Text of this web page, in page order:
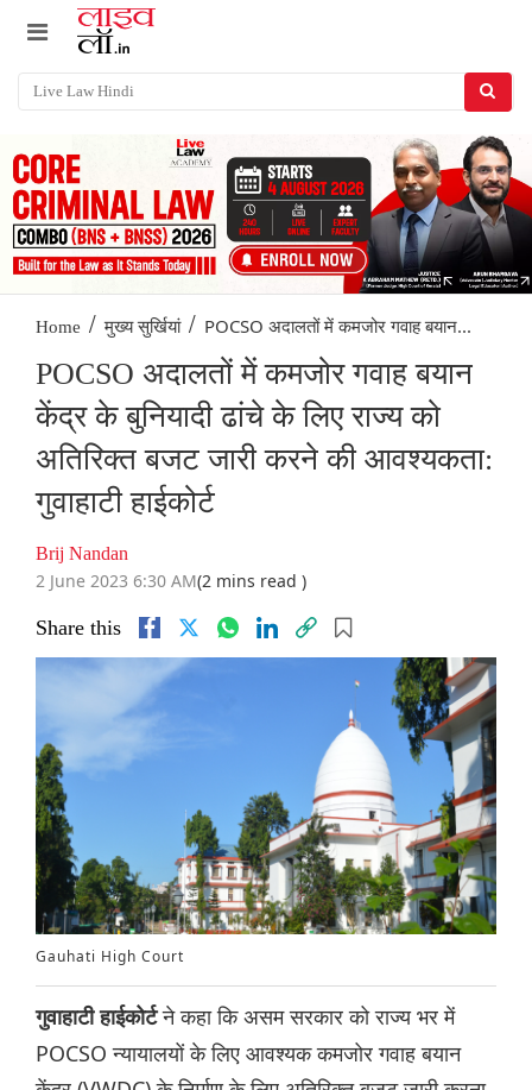
Home / मुख्य सुर्खियां / POCSO अदालतों में कमजोर गवाह बयान...
POCSO अदालतों में कमजोर गवाह बयान
केंद्र के बुनियादी ढांचे के लिए राज्य को
अतिरिक्त बजट जारी करने की आवश्यकता:
गुवाहाटी हाईकोर्ट
Brij Nandan
2 June 2023 6:30 AM(2 mins read )
Share this
Gauhati High Court
गुवाहाटी हाईकोर्टने कहा कि असम सरकार को राज्य भर में
POCSO न्यायालयों के लिए आवश्यक कमजोर गवाह बयान